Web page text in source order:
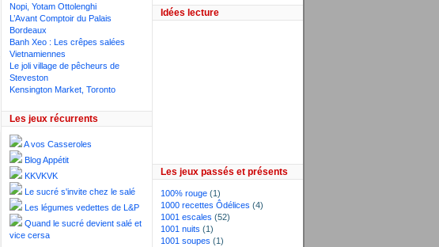
Nopi, Yotam Ottolenghi
L’Avant Comptoir du Palais
Bordeaux
Banh Xeo : Les crêpes salées
Vietnamiennes
Le joli village de pêcheurs de
Steveston
Kensington Market, Toronto
Les jeux récurrents
A vos Casseroles
Blog Appétit
KKVKVK
Le sucré s'invite chez le salé
Les légumes vedettes de L&P
Quand le sucré devient salé et
vice cersa
Idées lecture
Les jeux passés et présents
100% rouge (1)
1000 recettes Ôdélices (4)
1001 escales (52)
1001 nuits (1)
1001 soupes (1)